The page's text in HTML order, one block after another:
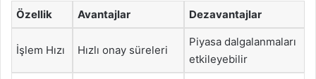
Özellik Avantajlar Dezavantajlar
İşlem Hızı Hızlı onay süreleri
Piyasa dalgalanmaları
etkileyebilir